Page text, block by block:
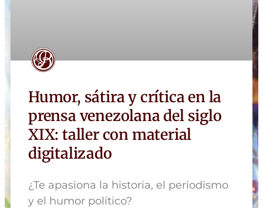
Humor, sátira y crítica en la
prensa venezolana del siglo
XIX: taller con material
digitalizado
¿Te apasiona la historia, el periodismo
y el humor político?